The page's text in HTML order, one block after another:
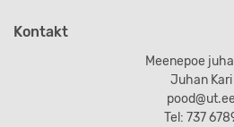
Kontakt
Meenepoe
Juhan Kari
pood@ut.ee
Tel: 737